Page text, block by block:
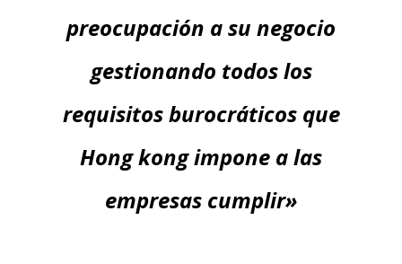
preocupación a su negocio
gestionando todos los
requisitos burocráticos que
Hong kong impone a las
empresas cumplir»